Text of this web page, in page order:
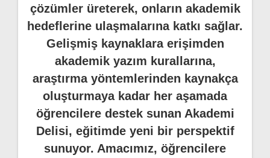
çözümler üreterek, onların akademik
hedeflerine ulaşmalarına katkı sağlar.
Gelişmiş kaynaklara erişimden
akademik yazım kurallarına,
araştırma yöntemlerinden kaynakça
oluşturmaya kadar her aşamada
öğrencilere destek sunan Akademi
Delisi, eğitimde yeni bir perspektif
sunuyor. Amacımız, öğrencilere